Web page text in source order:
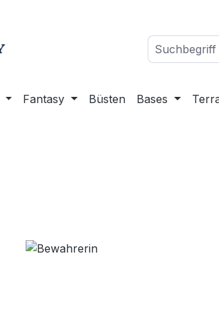
Fantasy Büsten Bases